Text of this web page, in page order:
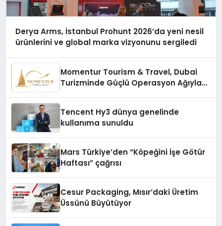
Derya Arms, İstanbul Prohunt 2026’da yeni nesil
ürünlerini ve global marka vizyonunu sergiledi
Momentur Tourism & Travel, Dubai
Turizminde Güçlü Operasyon Ağıyla
Tencent Hy3 dünya genelinde
kullanıma sunuldu
Mars Türkiye’den “Köpeğini İşe Götür
Haftası” çağrısı
Cesur Packaging, Mısır’daki Üretim
Üssünü Büyütüyor